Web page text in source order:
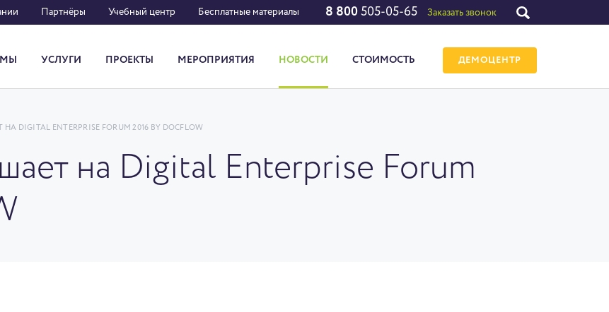
Партнёры Учебный центр Бесплатные материалы 8 800 505-05-65 Заказать звонок
УСЛУГИ ПРОЕКТЫ МЕРОПРИЯТИЯ НОВОСТИ СТОИМОСТЬ ДЕМОЦЕНТР
DIGITAL ENTERPRISE FORUM 2016 BY DOCFLOW
на Digital Enterprise Forum